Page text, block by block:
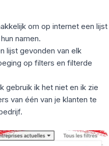
om op internet een lijst
namen.
lijst gevonden van elk
op filters en filterde
gebruik ik het niet en ik zie
van één van je klanten te